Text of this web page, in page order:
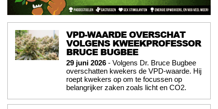
VPD-WAARDE OVERSCHAT
VOLGENS KWEEKPROFESSOR
BRUCE BUGBEE
29 juni 2026 - Volgens Dr. Bruce Bugbee
overschatten kwekers de VPD-waarde. Hij
roept kwekers op om te focussen op
belangrijker zaken zoals licht en CO2.